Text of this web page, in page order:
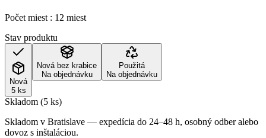
Počet miest : 12 miest
Stav produktu
Nová
5 ks
Nová bez krabice
Na objednávku
Použitá
Na objednávku
Skladom (5 ks)
Skladom v Bratislave — expedícia do 24–48 h, osobný odber alebo
dovoz s inštaláciou.